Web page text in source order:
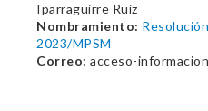
Iparraguirre Ruiz
Nombramiento:
2023/MPSM
Correo: acceso-